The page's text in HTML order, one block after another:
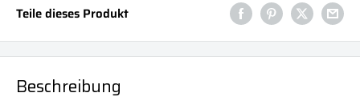
Teile dieses Produkt
Beschreibung